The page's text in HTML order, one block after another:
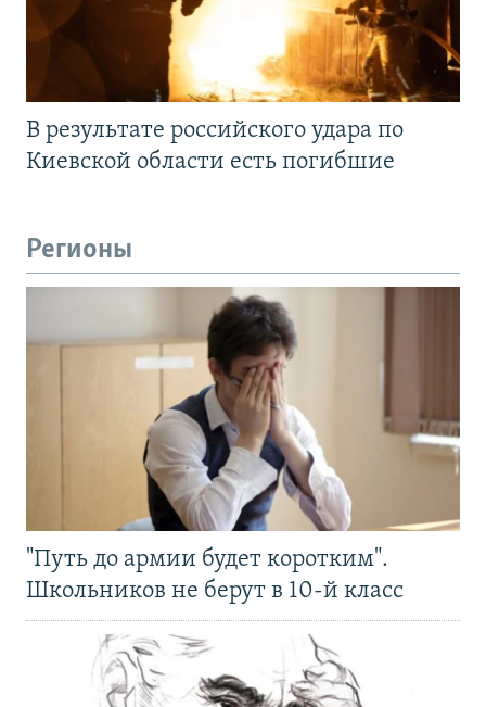
В результате российского удара по
Киевской области есть погибшие
Регионы
"Путь до армии будет коротким".
Школьников не берут в 10-й класс